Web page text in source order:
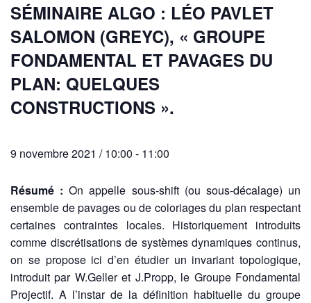
SÉMINAIRE ALGO : LÉO PAVLET
SALOMON (GREYC), « GROUPE
FONDAMENTAL ET PAVAGES DU
PLAN: QUELQUES
CONSTRUCTIONS ».
9 novembre 2021 / 10:00 - 11:00
Résumé :On appelle sous-shift (ou sous-décalage) un
ensemble de pavages ou de coloriages du plan respectant
certaines contraintes locales. Historiquement introduits
comme discrétisations de systèmes dynamiques continus,
on se propose ici d’en étudier un invariant topologique,
introduit par W.Geller et J.Propp, le Groupe Fondamental
Projectif. A l’instar de la définition habituelle du groupe